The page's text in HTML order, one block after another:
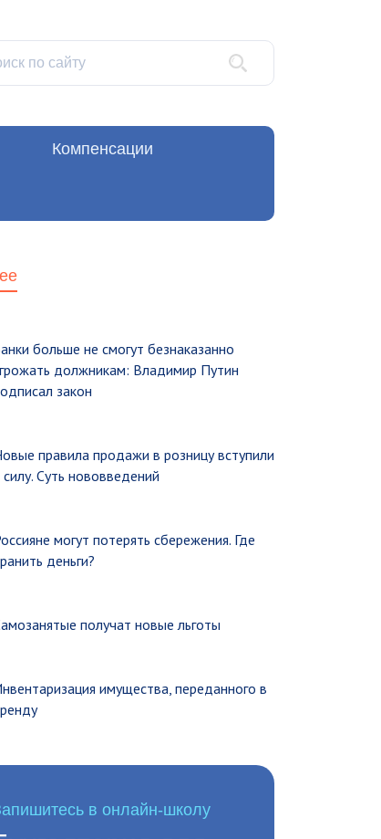
Компенсации
больше не смогут безнаказанно
должникам: Владимир Путин
закон
правила продажи в розницу вступили
силу. Суть нововведений
могут потерять сбережения. Где
деньги?
получат новые льготы
имущества, переданного в
в онлайн-школу